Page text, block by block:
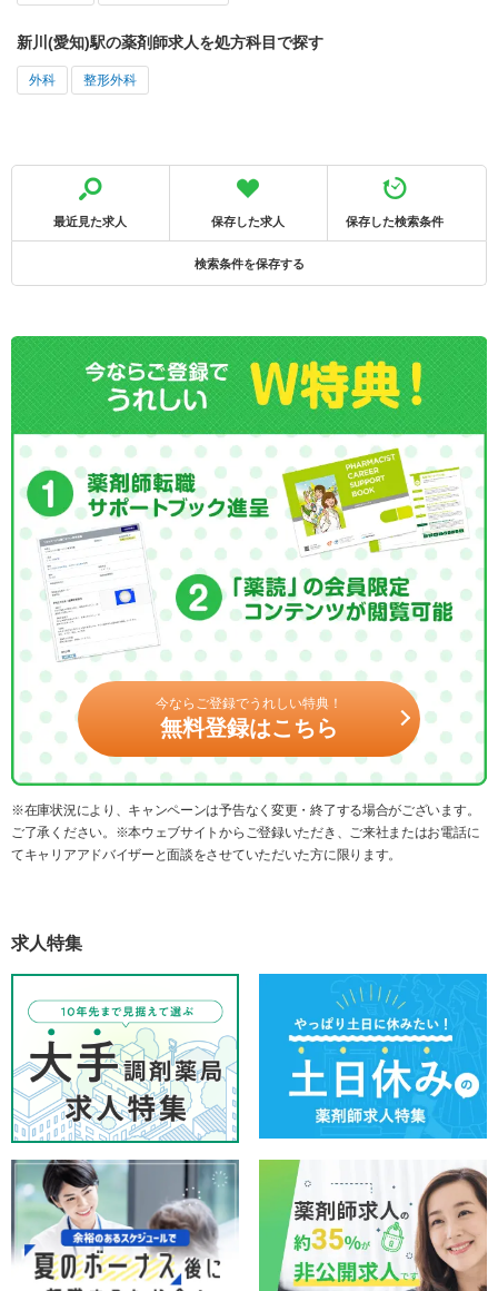
新川(愛知)駅の薬剤師求人を処方科目で探す
外科 整形外科
最近見た求人 保存した求人 保存した検索条件
検索条件を保存する
今ならご登録でうれしい特典！
無料登録はこちら
※在庫状況により、キャンペーンは予告なく変更・終了する場合がございます。
ご了承ください。※本ウェブサイトからご登録いただき、ご来社またはお電話に
てキャリアアドバイザーと面談をさせていただいた方に限ります。
求人特集